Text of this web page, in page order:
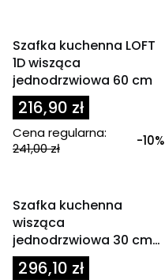
Szafka kuchenna LOFT
1D wisząca
jednodrzwiowa 60 cm
216,90 zł
Cena regularna:
241,00 zł
-10%
Szafka kuchenna
wisząca
jednodrzwiowa 30 cm
SOLER 1D
296,10 zł